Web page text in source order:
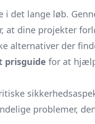
lange løb.
at dine projekter
alternativer der
prisguide for at
problemer,